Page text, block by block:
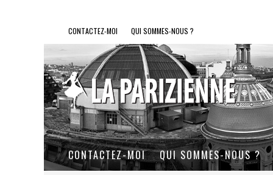
CONTACTEZ-MOI QUI SOMMES-NOUS ?
CONTACTEZ-MOI QUI SOMMES-NOUS ?